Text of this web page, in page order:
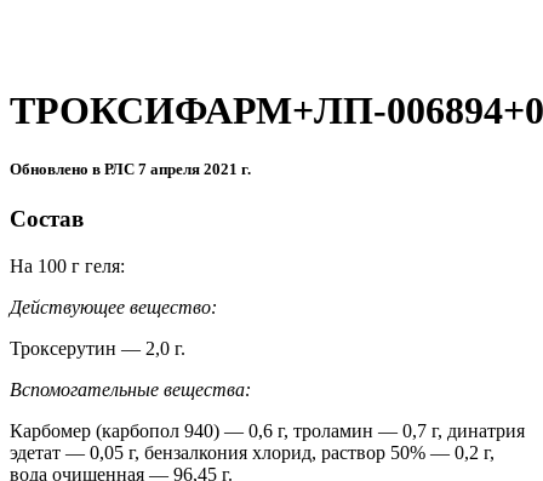
ТРОКСИФАРМ+ЛП-
Обновлено в РЛС 7 апреля 2021 г.
Состав
На 100 г геля:
Действующее вещество:
Троксерутин — 2,0 г.
Вспомогательные вещества:
Карбомер (карбопол 940) — 0,6 г, троламин — 0,7 г, динатрия
эдетат — 0,05 г, бензалкония хлорид, раствор 50% — 0,2 г,
вода очищенная — 96,45 г.